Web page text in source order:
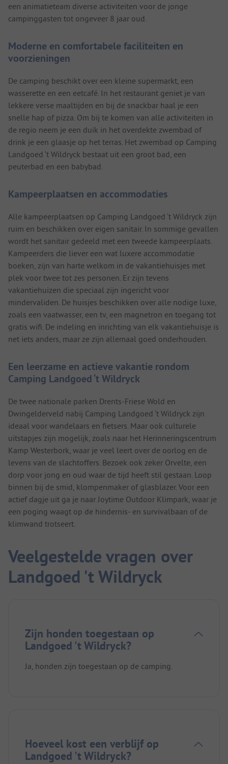
een animatieteam diverse activiteiten voor de jonge
campinggasten tot ongeveer 8 jaar oud.
Moderne en comfortabele faciliteiten en
voorzieningen
De camping beschikt over een kleine supermarkt, een
wasserette en een eetcafé. In het restaurant geniet je van
lekkere verse maaltijden en bij de snackbar haal je een
snelle hap of pizza. Om bij te komen van alle activiteiten in
de regio neem je een duik in het overdekte zwembad of
drink je een glaasje op het terras. Het zwembad op Camping
Landgoed ‘t Wildryck bestaat uit een groot bad, een
peuterbad en een babybad.
Kampeerplaatsen en accommodaties
Alle kampeerplaatsen op Camping Landgoed ‘t Wildryck zijn
ruim en beschikken over eigen sanitair. In sommige gevallen
wordt het sanitair gedeeld met een tweede kampeerplaats.
Kampeerders die liever een wat luxere accommodatie
boeken, zijn van harte welkom in de vakantiehuisjes met
plek voor twee tot zes personen. Er zijn tevens
vakantiehuizen die speciaal zijn ingericht voor
mindervaliden. De huisjes beschikken over alle nodige luxe,
zoals een vaatwasser, een tv, een magnetron en toegang tot
gratis wifi. De indeling en inrichting van elk vakantiehuisje is
net iets anders, maar ze zijn allemaal goed onderhouden.
Een leerzame en actieve vakantie rondom
Camping Landgoed ‘t Wildryck
De twee nationale parken Drents-Friese Wold en
Dwingelderveld nabij Camping Landgoed ‘t Wildryck zijn
ideaal voor wandelaars en fietsers. Maar ook culturele
uitstapjes zijn mogelijk, zoals naar het Herinneringscentrum
Kamp Westerbork, waar je veel leert over de oorlog en de
levens van de slachtoffers. Bezoek ook zeker Orvelte, een
dorp voor jong en oud waar de tijd heeft stil gestaan. Loop
binnen bij de smid, klompenmaker of glasblazer. Voor een
actief dagje uit ga je naar Joytime Outdoor Klimpark, waar je
een poging waagt op de hindernis- en survivalbaan of de
klimwand trotseert.
Veelgestelde vragen over
Landgoed 't Wildryck
Zijn honden toegestaan op
Landgoed 't Wildryck?
Ja, honden zijn toegestaan op de camping.
Hoeveel kost een verblijf op
Landgoed 't Wildryck?